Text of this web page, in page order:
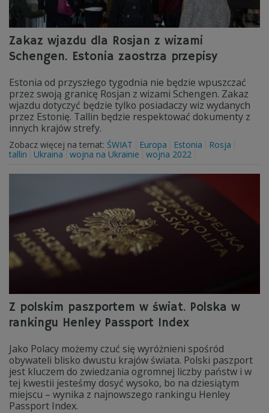
Zakaz wjazdu dla Rosjan z wizami
Schengen. Estonia zaostrza przepisy
Estonia od przyszłego tygodnia nie będzie wpuszczać
przez swoją granicę Rosjan z wizami Schengen. Zakaz
wjazdu dotyczyć będzie tylko posiadaczy wiz wydanych
przez Estonię. Tallin będzie respektować dokumenty z
innych krajów strefy.
Zobacz więcej na temat: ŚWIAT Europa Estonia
Rosja
tallin
Ukraina wojna na Ukrainie wojna 2022
Z polskim paszportem w świat. Polska w
rankingu Henley Passport Index
Jako Polacy możemy czuć się wyróżnieni spośród
obywateli blisko dwustu krajów świata. Polski paszport
jest kluczem do zwiedzania ogromnej liczby państw i w
tej kwestii jesteśmy dosyć wysoko, bo na dziesiątym
miejscu – wynika z najnowszego rankingu Henley
Passport Index.